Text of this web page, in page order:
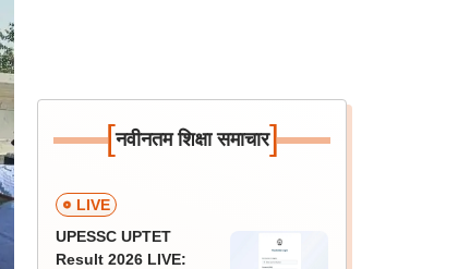
[नवीनतम शिक्षा समाचार]
LIVE
UPESSC UPTET
Result 2026 LIVE: